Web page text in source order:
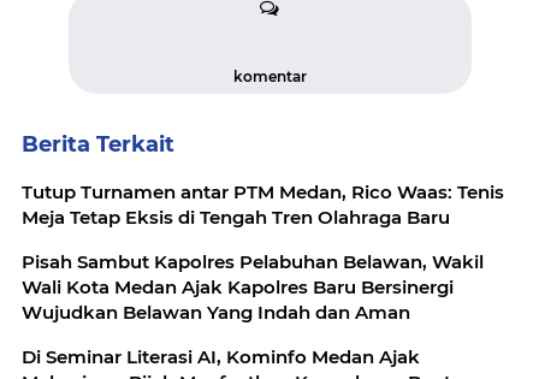
komentar
Berita Terkait
Tutup Turnamen antar PTM Medan, Rico Waas: Tenis
Meja Tetap Eksis di Tengah Tren Olahraga Baru
Pisah Sambut Kapolres Pelabuhan Belawan, Wakil
Wali Kota Medan Ajak Kapolres Baru Bersinergi
Wujudkan Belawan Yang Indah dan Aman
Di Seminar Literasi AI, Kominfo Medan Ajak